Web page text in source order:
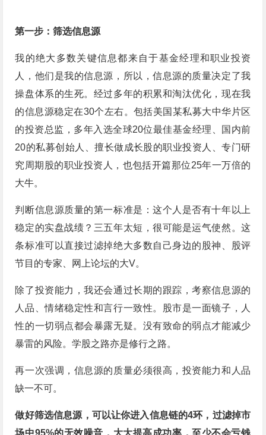
第一步：筛选信息源
我的绝大多数关键信息都来自于基金经理和职业投资
人，他们是我的信息源，所以，信息源的质量决定了我
操盘体系的生死。经过多年的积累和淘汰优化，现在我
的信息源稳定在30个左右。包括美国某私募大中华片区
的投资总监，多年入选全球20位最佳基金经理、国内前
20的私募创始人、擅长做成长股的职业投资人、专门研
究周期股的职业投资人，也包括开篇那位25年一万倍的
大牛。
判断信息源质量的第一标准是：这个人是否有十年以上
稳定的实盘战绩？三五年太短，很可能是运气使然。这
条标准可以直接过滤掉绝大多数自己身边的股神、股评
节目的专家、网上论坛的大V。
除了投资能力，我还会通过长期的跟踪，考察信息源的
人品、情绪稳定性和言行一致性。股市是一面镜子，人
性的一切弱点都会暴露无疑。没有致命的弱点才能减少
暴雷的风险。学股之路亦是修行之路。
再一次强调，信息源的质量必须很高，投资能力和人品
缺一不可。
做好筛选信息源，可以让你进入信息链的4环，过滤掉市